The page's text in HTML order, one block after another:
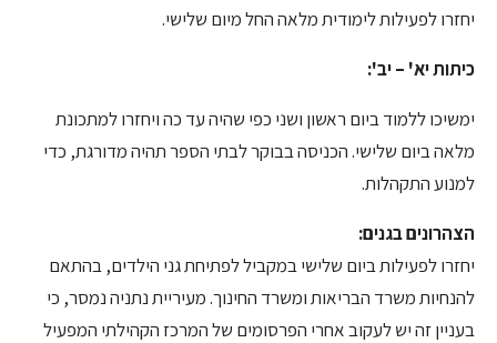
יחזרו לפעילות לימודית מלאה החל מיום שלישי.
כיתות יא' – יב':
ימשיכו ללמוד ביום ראשון ושני כפי שהיה עד כה ויחזרו למתכונת
מלאה ביום שלישי. הכניסה בבוקר לבתי הספר תהיה מדורגת, כדי
למנוע התקהלות.
הצהרונים בגנים:
יחזרו לפעילות ביום שלישי במקביל לפתיחת גני הילדים, בהתאם
להנחיות משרד הבריאות ומשרד החינוך. מעיריית נתניה נמסר, כי
בעניין זה יש לעקוב אחרי הפרסומים של המרכז הקהילתי המפעיל